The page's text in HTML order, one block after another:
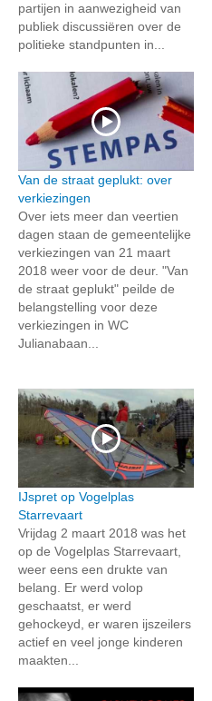
partijen in aanwezigheid van
publiek discussiëren over de
politieke standpunten in...
Van de straat geplukt: over
verkiezingen
Over iets meer dan veertien
dagen staan de gemeentelijke
verkiezingen van 21 maart
2018 weer voor de deur. "Van
de straat geplukt" peilde de
belangstelling voor deze
verkiezingen in WC
Julianabaan...
IJspret op Vogelplas
Starrevaart
Vrijdag 2 maart 2018 was het
op de Vogelplas Starrevaart,
weer eens een drukte van
belang. Er werd volop
geschaatst, er werd
gehockeyd, er waren ijszeilers
actief en veel jonge kinderen
maakten...